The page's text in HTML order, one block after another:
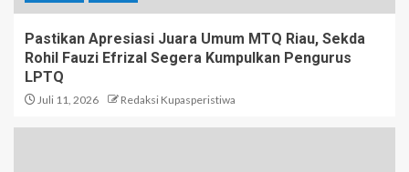
Pastikan Apresiasi Juara Umum MTQ Riau, Sekda
Rohil Fauzi Efrizal Segera Kumpulkan Pengurus
LPTQ
Juli 11, 2026 Redaksi Kupasperistiwa